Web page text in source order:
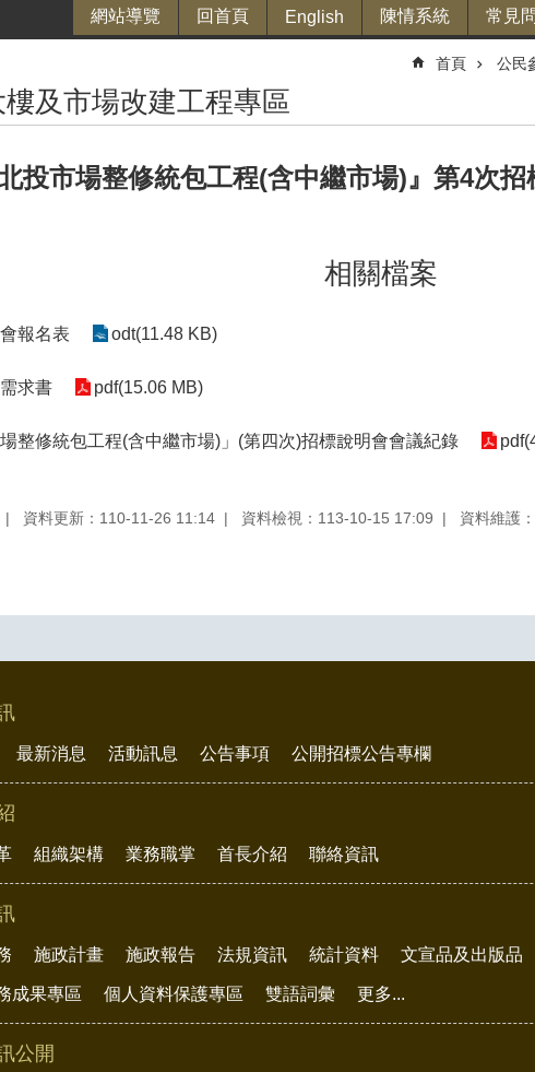
網站導覽 回首頁 English 陳情系統 常見
首頁 公民
及市場改建工程專區
投市場整修統包工程(含中繼市場)』第4次招
相關檔案
報名表 odt(11.48 KB)
求書 pdf(15.06 MB)
場整修統包工程(含中繼市場)」(第四次)招標說明會會議紀錄
資料更新：110-11-26 11:14 資料檢視：113-10-15 17:09 資料維護
最新消息 活動訊息 公告事項 公開招標公告專欄
組織架構 業務職掌 首長介紹 聯絡資訊
施政計畫 施政報告 法規資訊 統計資料 文宣品及出版品
成果專區 個人資料保護專區 雙語詞彙 更多...
公開